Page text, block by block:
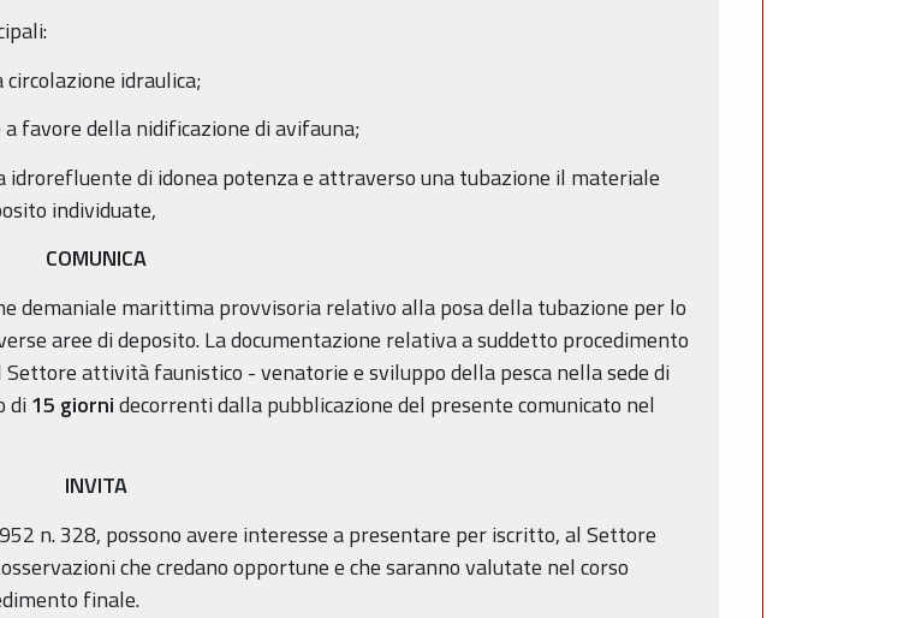
idraulica;
favore della nidificazione di avifauna;
di idonea potenza e attraverso una tubazione il materiale
individuate,
COMUNICA
demaniale marittima provvisoria relativo alla posa della tubazione per lo
aree di deposito. La documentazione relativa a suddetto procedimento
attività faunistico - venatorie e sviluppo della pesca nella sede di
di15 giornidecorrenti dalla pubblicazione del presente comunicato nel
INVITA
n. 328, possono avere interesse a presentare per iscritto, al Settore
che credano opportune e che saranno valutate nel corso
finale.